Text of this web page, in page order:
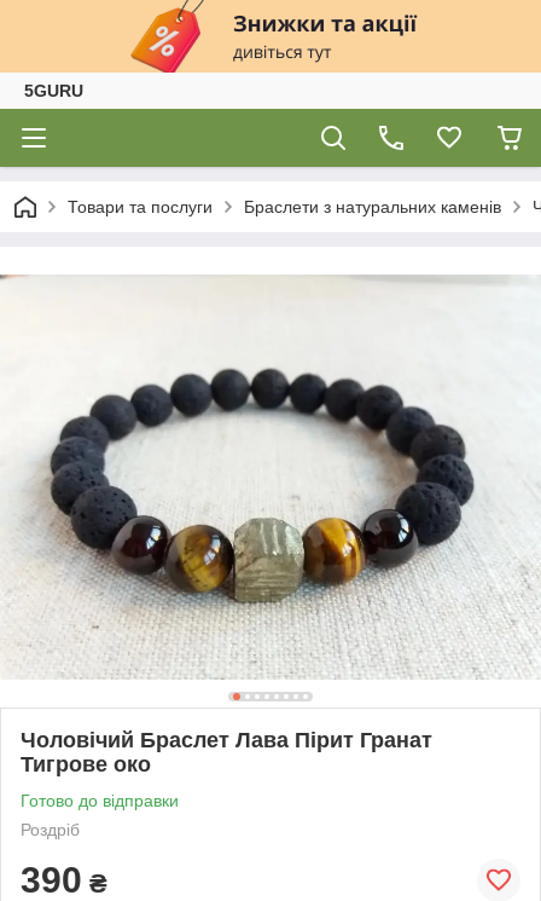
5GURU
Товари та послуги Браслети з натуральних каменів
Чоловічий Браслет Лава Пірит Гранат
Тигрове око
Готово до відправки
Роздріб
390 ₴